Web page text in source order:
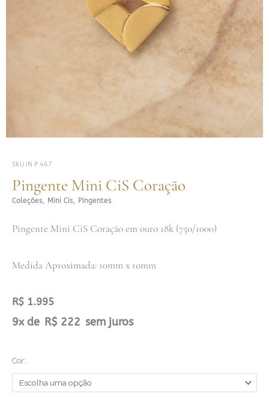
SKU IN P 467
Pingente Mini CiS Coração
Coleções, Mini Cis, Pingentes
Pingente Mini CiS Coração em ouro 18k (750/1000)
Medida Aproximada: 10mm x 10mm
R$ 1.995
9x de R$ 222 sem juros
Cor:
Pingente
Coração
quantidade